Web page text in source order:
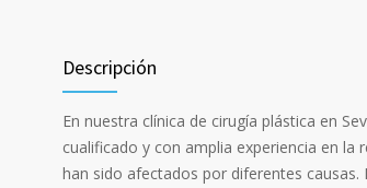
Descripción
En nuestra clínica de cirugía plástica en
cualificado y con amplia experiencia en
han sido afectados por diferentes